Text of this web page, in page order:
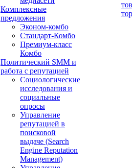
Комплексные
предложения
Эконом-комбо
Стандарт-Комбо
Премиум-класс
Комбо
Политический SMM и
работа с репутацией
Социологические
исследования и
социальные
опросы
Управление
репутацией в
поисковой
выдаче (Search
Engine Reputation
Management)